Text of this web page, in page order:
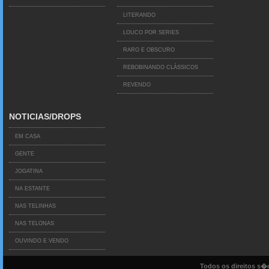
LITERANDO
LOUCO POR SERIES
RARO E OBSCURO
REBOBINANDO CLÁSSICOS
REVENDO
NOTICIAS/DROPS
EM CASA
GENTE
JOGATINA
NA ESTANTE
NAS TELINHAS
NAS TELONAS
OUVINDO E VENDO
Todos os direitos